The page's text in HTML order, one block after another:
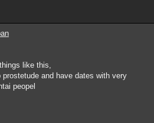
like this,
and have dates with very
peopel